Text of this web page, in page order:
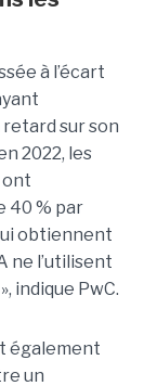
à l’écart
sur son
2022, les
ont
40 % par
obtiennent
ne l’utilisent
indique PwC.
également
un